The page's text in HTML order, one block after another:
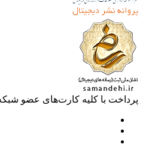
با کلیه کارت‌های عضو شبکه